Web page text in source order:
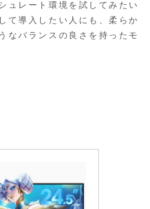
ュレート環境を試してみたい
て導入したい人にも、柔らか
なバランスの良さを持ったモ